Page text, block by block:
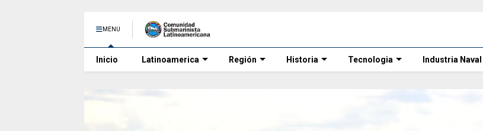
MENU
Inicio Latinoamerica Región Historia Tecnologia Industria Naval